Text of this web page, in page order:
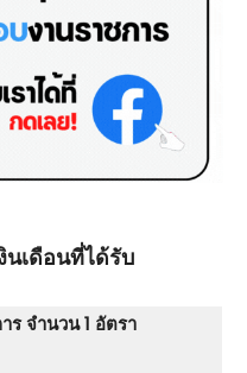
เดือนที่ได้รับ
ร จำนวน 1 อัตรา